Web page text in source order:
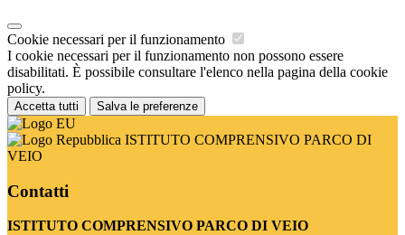
Cookie necessari per il funzionamento
I cookie necessari per il funzionamento non possono essere
disabilitati. È possibile consultare l'elenco nella pagina della cookie
policy.
Accetta tutti Salva le preferenze
ISTITUTO COMPRENSIVO PARCO DI
VEIO
Contatti
ISTITUTO COMPRENSIVO PARCO DI VEIO